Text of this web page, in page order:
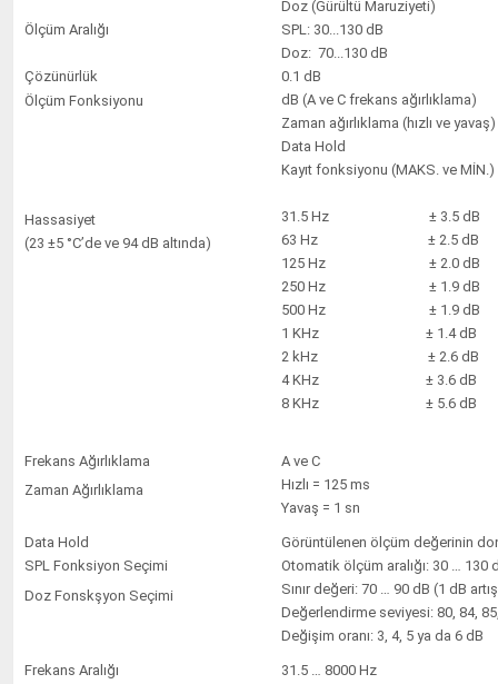
Doz (Gürültü Maruziyeti)
Ölçüm Aralığı
SPL: 30...130 dB
Doz: 70...130 dB
Çözünürlük
0.1 dB
Ölçüm Fonksiyonu
dB (A ve C frekans ağırlıklama)
Zaman ağırlıklama (hızlı ve yavaş)
Data Hold
Kayıt fonksiyonu (MAKS. ve MİN.)
Hassasiyet
(23 ±5 °C’de ve 94 dB altında)
31.5 Hz ± 3.5 dB
63 Hz ± 2.5 dB
125 Hz ± 2.0 dB
250 Hz ± 1.9 dB
500 Hz ± 1.9 dB
1 KHz ± 1.4 dB
2 kHz ± 2.6 dB
4 KHz ± 3.6 dB
8 KHz ± 5.6 dB
Frekans Ağırlıklama
A ve C
Zaman Ağırlıklama
Hızlı = 125 ms
Yavaş = 1 sn
Data Hold
Görüntülenen ölçüm değerinin
SPL Fonksiyon Seçimi
Otomatik ölçüm aralığı: 30 … 130
Doz Fonskşyon Seçimi
Sınır değeri: 70 … 90 dB (1 dB
Değerlendirme seviyesi: 80, 84,
Değişim oranı: 3, 4, 5 ya da 6 dB
Frekans Aralığı
31.5 … 8000 Hz